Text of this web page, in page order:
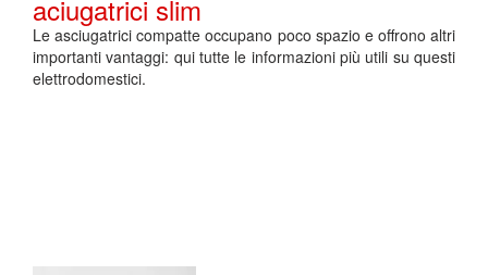
aciugatrici slim
Le asciugatrici compatte occupano poco spazio e offrono altri
importanti vantaggi: qui tutte le informazioni più utili su questi
elettrodomestici.